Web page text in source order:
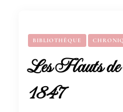
BIBLIOTHÈQUE
Les Hauts
1847